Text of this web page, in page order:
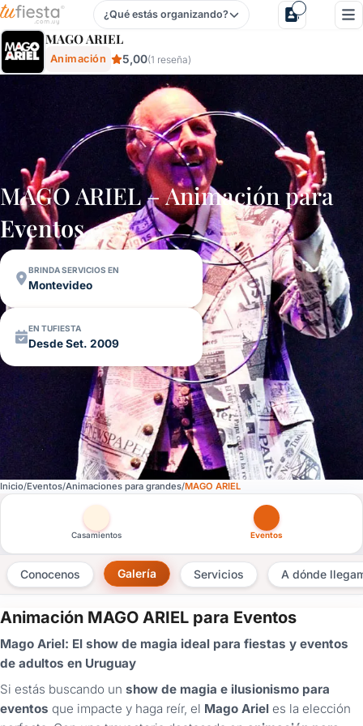
Mago Ariel - Animación Para Casamientos Y Fiestas Y
¿Qué estás organizando?
MAGO ARIEL
Animación 5,00(1 reseña)
MAGO ARIEL – Animación para
Eventos
BRINDA SERVICIOS EN
Montevideo
EN TUFIESTA
Desde Set. 2009
Inicio Eventos Animaciones para grandes MAGO ARIEL
Otras versiones de esta ficha por tipo de festejo
Casamientos Eventos
Conocenos Galería Servicios A dónde
Animación MAGO ARIEL para Eventos
Mago Ariel: El show de magia ideal para fiestas y eventos
de adultos en Uruguay
Si estás buscando un show de magia e ilusionismo para
eventos que impacte y haga reír, el Mago Ariel es la elección
×
Consultar
¿Ya
tenés
cuenta?